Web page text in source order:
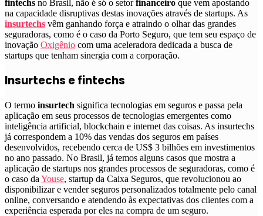
fintechs no Brasil, não é só o setorfinanceiro que vem apostando
na capacidade disruptivas destas inovações através de startups. As
insurtechs vêm ganhando força e atraindo o olhar das grandes
seguradoras, como é o caso da Porto Seguro, que tem seu espaço de
inovação Oxigênio com uma aceleradora dedicada a busca de
startups que tenham sinergia com a corporação.
Insurtechs e fintechs
O termo insurtech significa tecnologias em seguros e passa pela
aplicação em seus processos de tecnologias emergentes como
inteligência artificial, blockchain e internet das coisas. As insurtechs
já correspondem a 10% das vendas dos seguros em países
desenvolvidos, recebendo cerca de US$ 3 bilhões em investimentos
no ano passado. No Brasil, já temos alguns casos que mostra a
aplicação de startups nos grandes processos de seguradoras, como é
o caso da Youse, startup da Caixa Seguros, que revolucionou ao
disponibilizar e vender seguros personalizados totalmente pelo canal
online, conversando e atendendo às expectativas dos clientes com a
experiência esperada por eles na compra de um seguro.